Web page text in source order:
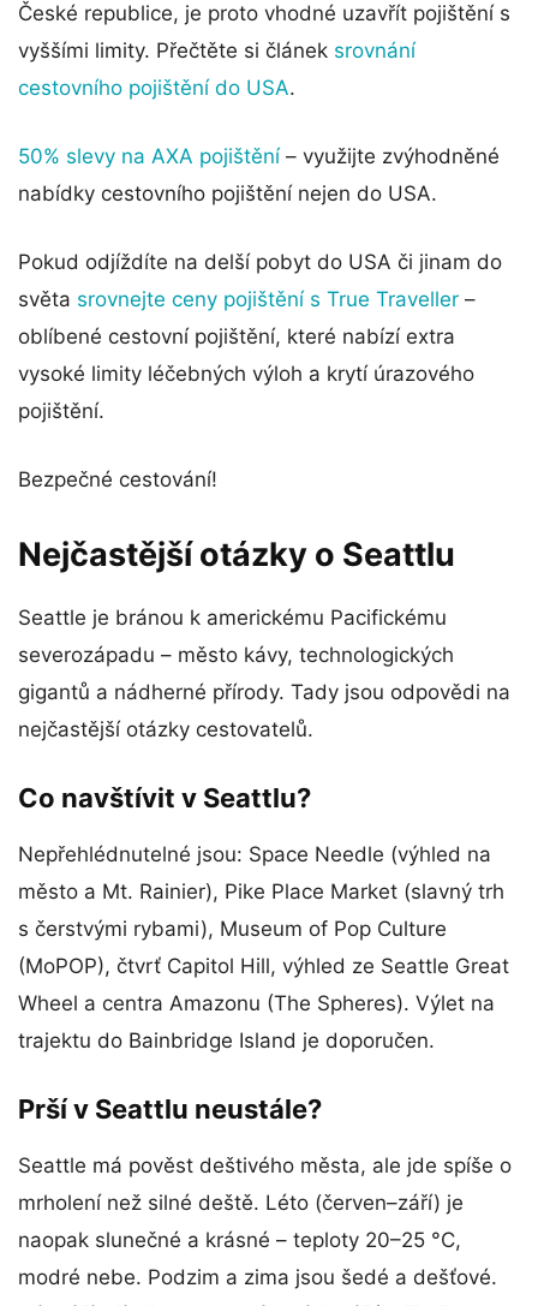
České republice, je proto vhodné uzavřít pojištění s
vyššími limity. Přečtěte si článek srovnání
cestovního pojištění do USA.
50% slevy na AXA pojištění – využijte zvýhodněné
nabídky cestovního pojištění nejen do USA.
Pokud odjíždíte na delší pobyt do USA či jinam do
světa srovnejte ceny pojištění s True Traveller –
oblíbené cestovní pojištění, které nabízí extra
vysoké limity léčebných výloh a krytí úrazového
pojištění.
Bezpečné cestování!
Nejčastější otázky o Seattlu
Seattle je bránou k americkému Pacifickému
severozápadu – město kávy, technologických
gigantů a nádherné přírody. Tady jsou odpovědi na
nejčastější otázky cestovatelů.
Co navštívit v Seattlu?
Nepřehlédnutelné jsou: Space Needle (výhled na
město a Mt. Rainier), Pike Place Market (slavný trh
s čerstvými rybami), Museum of Pop Culture
(MoPOP), čtvrť Capitol Hill, výhled ze Seattle Great
Wheel a centra Amazonu (The Spheres). Výlet na
trajektu do Bainbridge Island je doporučen.
Prší v Seattlu neustále?
Seattle má pověst deštivého města, ale jde spíše o
mrholení než silné deště. Léto (červen–září) je
naopak slunečné a krásné – teploty 20–25 °C,
modré nebe. Podzim a zima jsou šedé a dešťové.